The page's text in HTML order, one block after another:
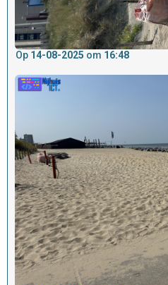
Op 14-08-2025 om 16:48